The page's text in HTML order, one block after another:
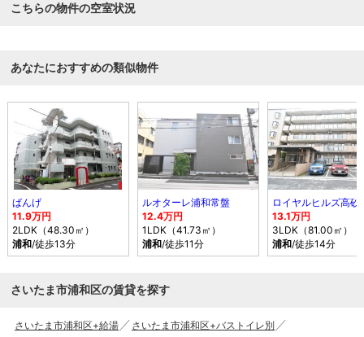
こちらの物件の空室状況
あなたにおすすめの類似物件
ばんげ
11.9万円
2LDK（48.30㎡）
浦和/徒歩13分
ルオターレ浦和常盤
12.4万円
1LDK（41.73㎡）
浦和/徒歩11分
ロイヤルヒルズ高砂
13.1万円
3LDK（81.00㎡）
浦和/徒歩14分
さいたま市浦和区の賃貸を探す
さいたま市浦和区+給湯
さいたま市浦和区+バストイレ別